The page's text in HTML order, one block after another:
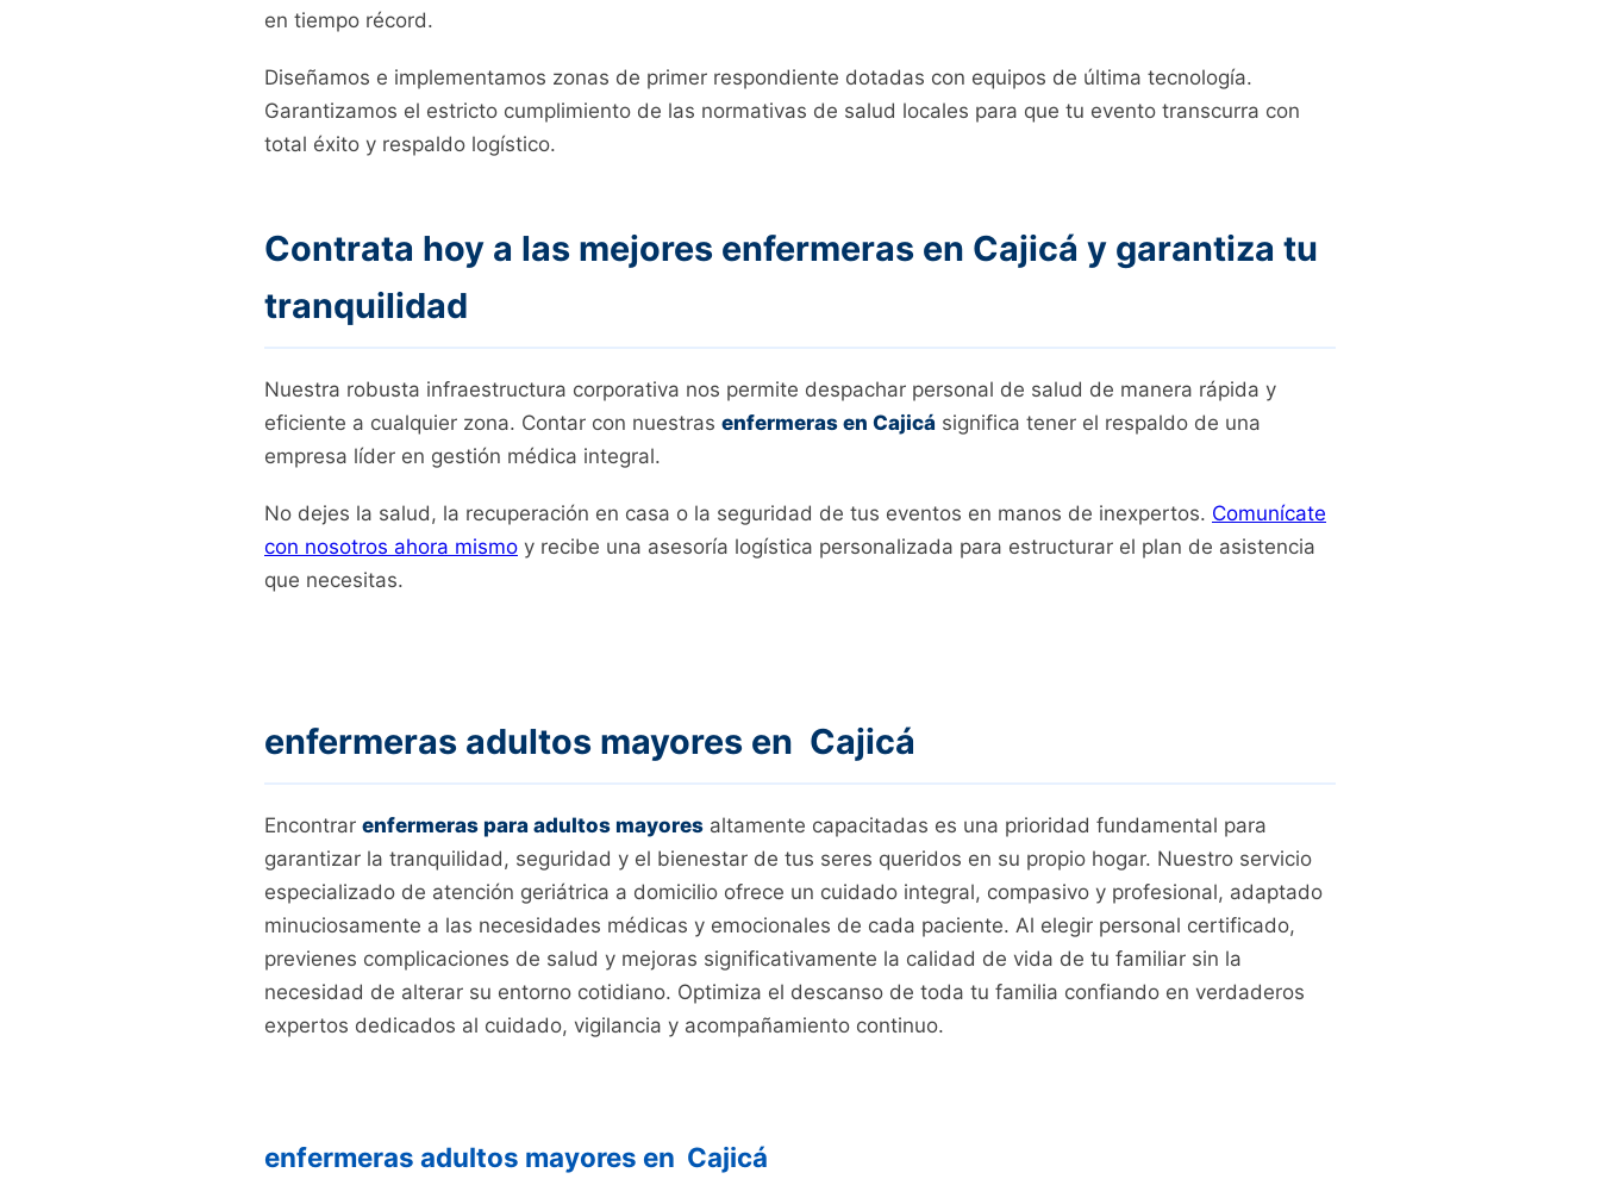
en tiempo récord.
Diseñamos e implementamos zonas de primer respondiente dotadas con equipos de última tecnología.
Garantizamos el estricto cumplimiento de las normativas de salud locales para que tu evento transcurra con
total éxito y respaldo logístico.
Contrata hoy a las mejores enfermeras en Cajicá y garantiza tu
tranquilidad
Nuestra robusta infraestructura corporativa nos permite despachar personal de salud de manera rápida y
eficiente a cualquier zona. Contar con nuestras enfermeras en Cajicá significa tener el respaldo de una
empresa líder en gestión médica integral.
No dejes la salud, la recuperación en casa o la seguridad de tus eventos en manos de inexpertos. Comunícate
con nosotros ahora mismo y recibe una asesoría logística personalizada para estructurar el plan de asistencia
que necesitas.
enfermeras adultos mayores en Cajicá
Encontrar enfermeras para adultos mayores altamente capacitadas es una prioridad fundamental para
garantizar la tranquilidad, seguridad y el bienestar de tus seres queridos en su propio hogar. Nuestro servicio
especializado de atención geriátrica a domicilio ofrece un cuidado integral, compasivo y profesional, adaptado
minuciosamente a las necesidades médicas y emocionales de cada paciente. Al elegir personal certificado,
previenes complicaciones de salud y mejoras significativamente la calidad de vida de tu familiar sin la
necesidad de alterar su entorno cotidiano. Optimiza el descanso de toda tu familia confiando en verdaderos
expertos dedicados al cuidado, vigilancia y acompañamiento continuo.
enfermeras adultos mayores en Cajicá